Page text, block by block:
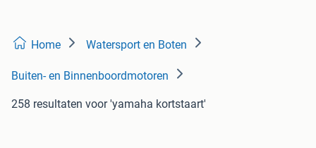
Home Watersport en Boten
Buiten- en Binnenboordmotoren
258 resultaten voor 'yamaha kortstaart'